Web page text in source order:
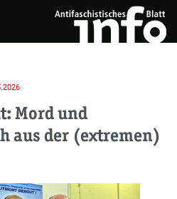
öffnen
Mord und
aus der (extremen)